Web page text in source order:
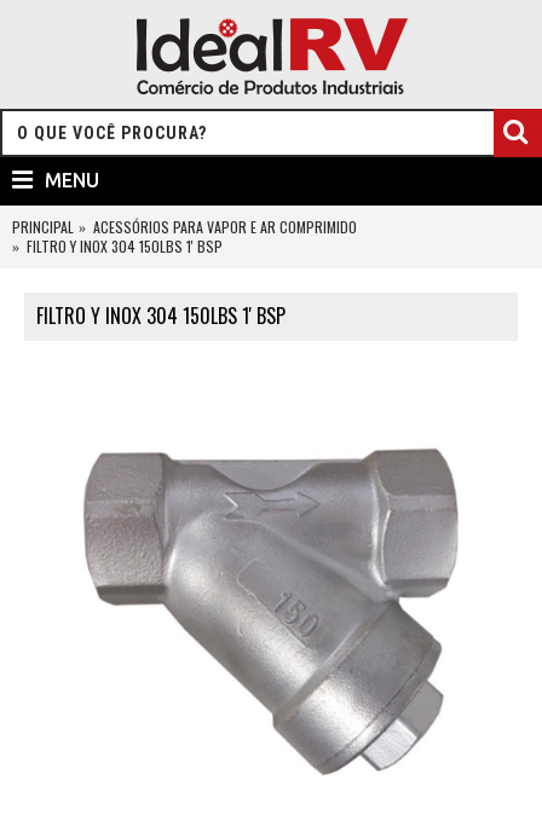
MENU
PRINCIPAL
ACESSÓRIOS PARA VAPOR E AR COMPRIMIDO
FILTRO Y INOX 304 150LBS 1' BSP
FILTRO Y INOX 304 150LBS 1' BSP